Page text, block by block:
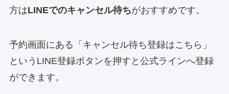
方はLINEでのキャンセル待ちがおすすめです。
予約画面にある「キャンセル待ち登録はこちら」
というLINE登録ボタンを押すと公式ラインへ登録
ができます。